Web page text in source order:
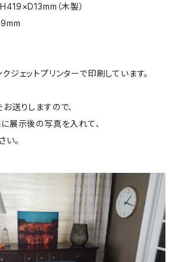
（木製）
ェットプリンターで印刷しています。
送りしますので、
展示後の写真を入れて、
い。